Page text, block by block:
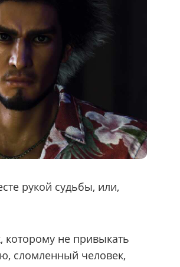
рукой судьбы, или,
не привыкать
сломленный человек,